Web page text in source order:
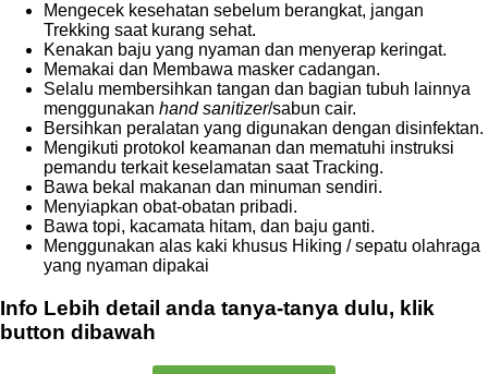
Mengecek kesehatan sebelum berangkat, jangan
Trekking saat kurang sehat.
Kenakan baju yang nyaman dan menyerap keringat.
Memakai dan Membawa masker cadangan.
Selalu membersihkan tangan dan bagian tubuh lainnya
menggunakan hand sanitizer/sabun cair.
Bersihkan peralatan yang digunakan dengan disinfektan.
Mengikuti protokol keamanan dan mematuhi instruksi
pemandu terkait keselamatan saat Tracking.
Bawa bekal makanan dan minuman sendiri.
Menyiapkan obat-obatan pribadi.
Bawa topi, kacamata hitam, dan baju ganti.
Menggunakan alas kaki khusus Hiking / sepatu olahraga
yang nyaman dipakai
Info Lebih detail anda tanya-tanya dulu, klik
button dibawah